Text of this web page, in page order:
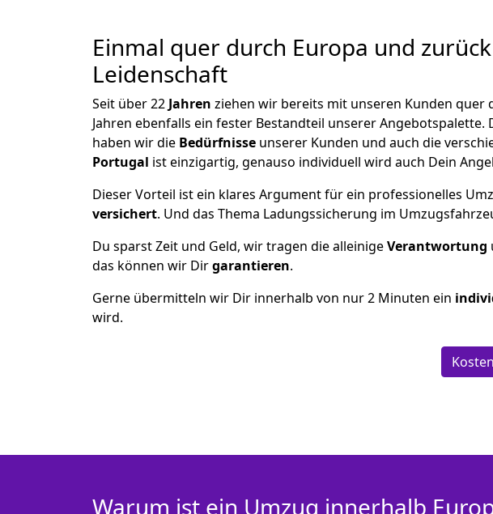
Einmal quer durch Europa und
Leidenschaft
Seit über22 Jahren ziehen wir bereits mit unseren Kunden quer
Jahren ebenfalls ein fester Bestandteil unserer
haben wir die Bedürfnisse unserer Kunden und auch die
Portugal ist einzigartig, genauso individuell wird auch Dein
Dieser Vorteil ist ein klares Argument für ein professionelles
versichert. Und das Thema Ladungssicherung im
Du sparst Zeit und Geld, wir tragen die alleinigeVerantwortung
das können wir Dirgarantieren.
Gerne übermitteln wir Dir innerhalb von nur2 Minuten ein
wird.
Warum ist ein Umzug innerhalb